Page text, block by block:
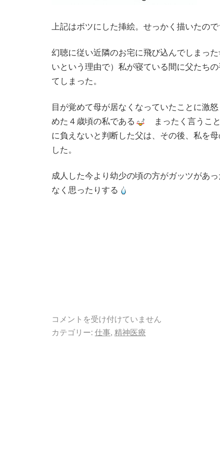
上記はボツにした挿絵。せっかく描いたの
幻聴に従い近隣のお宅に飛び込んでしまっ
いという理由で）私が寝ている間に父たち
てしまった。
目が覚めて母が居なくなっていたことに激
めた４歳頃の私である
まったく言うこ
に負えないと判断した父は、その後、私を
した。
成人した今より幼少の頃の方がガッツがあ
なく思ったりする
コメントを受け付けていません
カテゴリー: 仕事, 精神医療